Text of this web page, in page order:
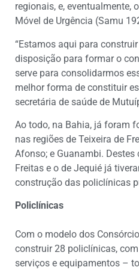
regionais, e, eventualmente,
Móvel de Urgência (Samu
“Estamos aqui para
disposição para formar o
serve para consolidarmos
melhor forma de constituir
secretária de saúde de
Ao todo, na Bahia, já foram
nas regiões de Teixeira de
Afonso; e Guanambi. Destes
Freitas e o de Jequié já
construção das policlínicas
Policlínicas
Com o modelo dos
construir 28 policlínicas,
serviços e equipamentos –